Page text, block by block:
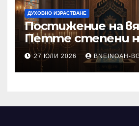
ДУХОВНО ИЗРАСТВАНЕ
Постижение на
Петте степени
разкриване на
като основа на
27 ЮЛИ 2026 BNEINOAH-